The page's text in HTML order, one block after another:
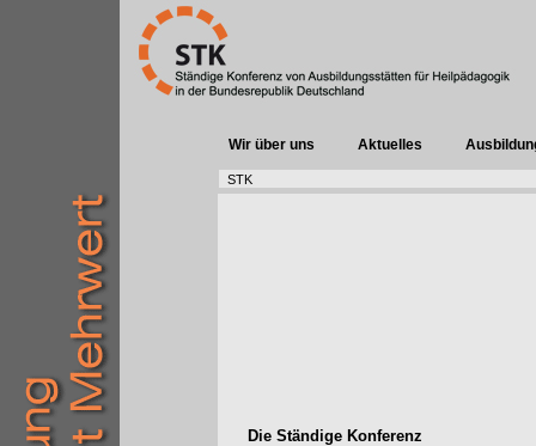
Wir über uns Aktuelles
STK
Die Ständige Konferenz